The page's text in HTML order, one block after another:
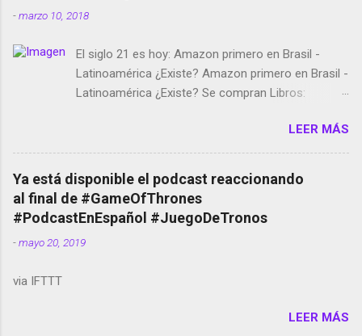
-marzo 10, 2018
El siglo 21 es hoy: Amazon primero en Brasil -
Latinoamérica ¿Existe? Amazon primero en Brasil -
Latinoamérica ¿Existe? Se compran Libros:
temporada de Black Mirror Twitter deja de verificar
cuentas Responden los fotógrafos Brian May y el
copyright en Instagram Música y vídeo selfies en la
red social Riddley Scott saca a Kevin Spacey de su
película Francisco regaña a los que usan el
smartphone en sus misas La serie de la Tierra
Media GoBee - StartUp de bicicletas de alquiler
Live Photos en Google Photos Llegando Partimos
LEER MÁS
Ya está disponible el podcast reaccionando
al final de #GameOfThrones
#PodcastEnEspañol #JuegoDeTronos
-mayo 20, 2019
via IFTTT
LEER MÁS